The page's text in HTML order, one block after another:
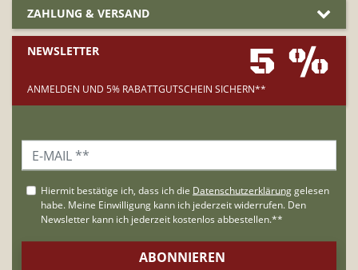
ZAHLUNG & VERSAND
NEWSLETTER 5 %
ANMELDEN UND 5% RABATTGUTSCHEIN SICHERN**